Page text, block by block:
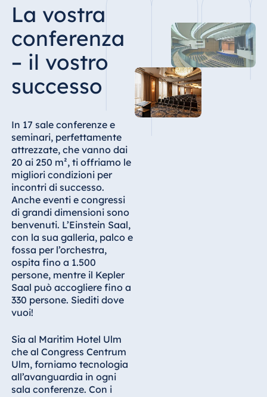
Königswinter
Hotel Magdeburg
Hotel München
Hotel Stuttgart
Seehotel
TitiseeHotel
Titisee-Neustadt
Strandhotel
Travemünde
Hotel Ulm
Star-Apart Hansa
Hotel Wiesbaden
Hotel Würzburg
Egitto
Jolie Ville Resort
& Casino Sharm
El Sheikh
La vostra
conferenza
– il vostro
successo
In 17 sale conferenze e
seminari, perfettamente
attrezzate, che vanno dai
20 ai 250 m², ti offriamo le
migliori condizioni per
incontri di successo.
Anche eventi e congressi
di grandi dimensioni sono
benvenuti. L’Einstein Saal,
con la sua galleria, palco e
fossa per l’orchestra,
ospita fino a 1.500
persone, mentre il Kepler
Saal può accogliere fino a
330 persone. Siediti dove
vuoi!
Sia al Maritim Hotel Ulm
che al Congress Centrum
Ulm, forniamo tecnologia
all’avanguardia in ogni
sala conferenze. Con i